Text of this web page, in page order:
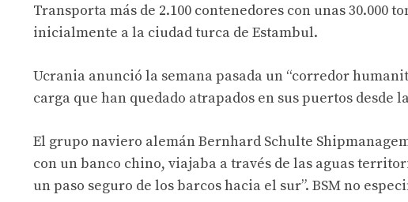
Transporta más de 2.100 contenedores con unas 30.000
inicialmente a la ciudad turca de Estambul.
Ucrania anunció la semana pasada un “corredor
carga que han quedado atrapados en sus puertos desde
El grupo naviero alemán Bernhard Schulte
con un banco chino, viajaba a través de las aguas
un paso seguro de los barcos hacia el sur”. BSM no